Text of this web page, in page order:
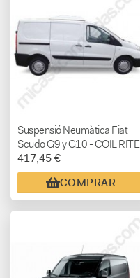
Suspensió Neumàtica Fiat
Scudo G9 y G10 - COIL RITE
417,45 €
COMPRAR